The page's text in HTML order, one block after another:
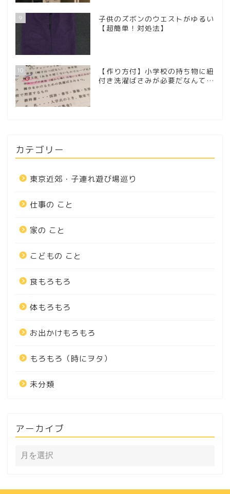
9
子供のズボンのウエストがゆるい
【超簡単！対処法】
10
【作り方付】小学校の持ち物に紐
付き洗濯ばさみが必要だなんて…
カテゴリー
東京近郊・子連れ遊び場巡り
仕事の こと
家の こと
こどもの こと
食もろもろ
体もろもろ
お出かけもろもろ
もろもろ（時にヲタ）
未分類
アーカイブ